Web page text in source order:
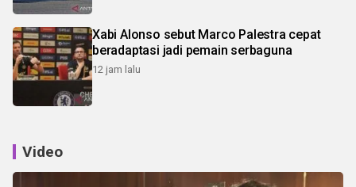
Xabi Alonso sebut Marco Palestra cepat
beradaptasi jadi pemain serbaguna
12 jam lalu
Video